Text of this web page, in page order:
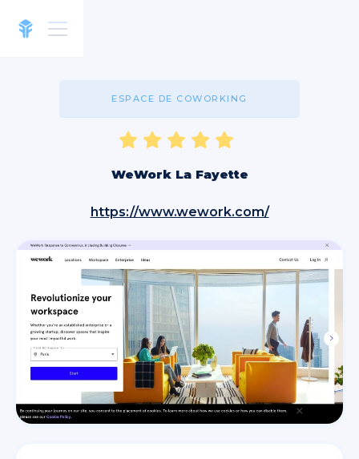
ESPACE DE COWORKING
WeWork La Fayette
https://www.wework.com/